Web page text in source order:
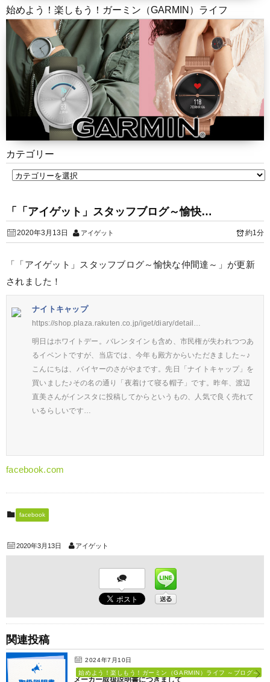
始めよう！楽しもう！ガーミン（GARMIN）ライフ
カテゴリー
「「アイゲット」スタッフブログ～愉快…
2020年3月13日 アイゲット 約1分
「「アイゲット」スタッフブログ～愉快な仲間達～」が更新
されました！
ナイトキャップ
https://shop.plaza.rakuten.co.jp/iget/diary/detail…
明日はホワイトデー。バレンタインも含め、市民権が失われつつあ
るイベントですが、当店では、今年も殿方からいただきました～♪
こんにちは、バイヤーのさがやまです。先日「ナイトキャップ」を
買いました♪その名の通り「夜着けて寝る帽子」です。昨年、渡辺
直美さんがインスタに投稿してからというもの、人気で良く売れて
いるらしいです…
facebook.com
facebook
2020年3月13日 アイゲット
関連投稿
2024年7月10日
始めよう！楽しもう！ガーミン（GARMIN）ライフ ～ブログ～
メーカー取扱説明書につきまして